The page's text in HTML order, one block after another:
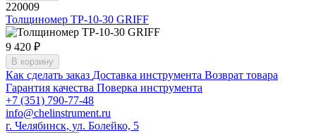
220009
Толщиномер ТР-10-30 GRIFF
9 420 ₽
В корзину
Как сделать заказ Доставка инструмента Возврат товара
Гарантия качества Поверка инструмента
+7 (351) 790-77-48
info@chelinstrument.ru
г. Челябинск, ул. Болейко, 5